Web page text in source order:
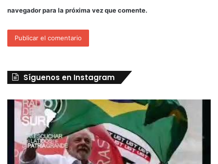
navegador para la próxima vez que comente.
Síguenos en Instagram